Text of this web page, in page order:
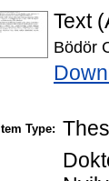
Text
Bödör
Item Type: